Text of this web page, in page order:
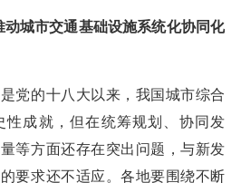
动城市交通基础设施系统化协同化
的十八大以来，我国城市综合
性成就，但在统筹规划、协同发
等方面还存在突出问题，与新发
要求还不适应。各地要围绕不断